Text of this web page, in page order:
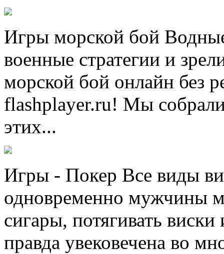
Игры морской бой
военные стратегии и
морской бой онлайн без
flashplayer.ru! Мы
этих...
Игры - Покер Все виды
одновременно мужчины
сигары, потягивать
правда увековечена во